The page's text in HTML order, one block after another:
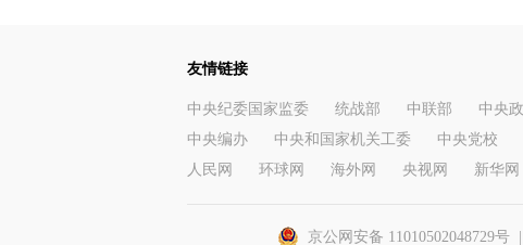
友情链接
中央纪委国家监委 统战部 中联部 中央
中央编办
中央和国家机关工委 中央党校
人民网
环球网 海外网 央视网 新华网
京公网安备 11010502048729号